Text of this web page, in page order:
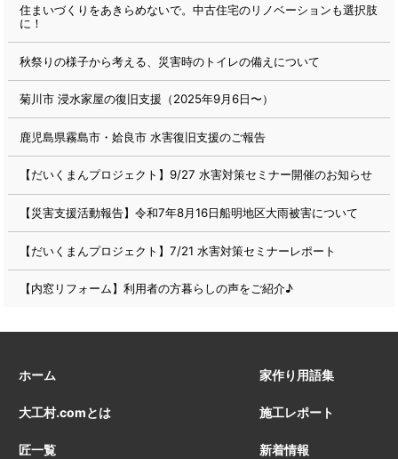
住まいづくりをあきらめないで。中古住宅のリノベーションも選択肢
に！
秋祭りの様子から考える、災害時のトイレの備えについて
菊川市 浸水家屋の復旧支援（2025年9月6日〜）
鹿児島県霧島市・姶良市 水害復旧支援のご報告
【だいくまんプロジェクト】9/27 水害対策セミナー開催のお知らせ
【災害支援活動報告】令和7年8月16日船明地区大雨被害について
【だいくまんプロジェクト】7/21 水害対策セミナーレポート
【内窓リフォーム】利用者の方暮らしの声をご紹介♪
ホーム
大工村.comとは
匠一覧
家作り用語集
施工レポート
新着情報